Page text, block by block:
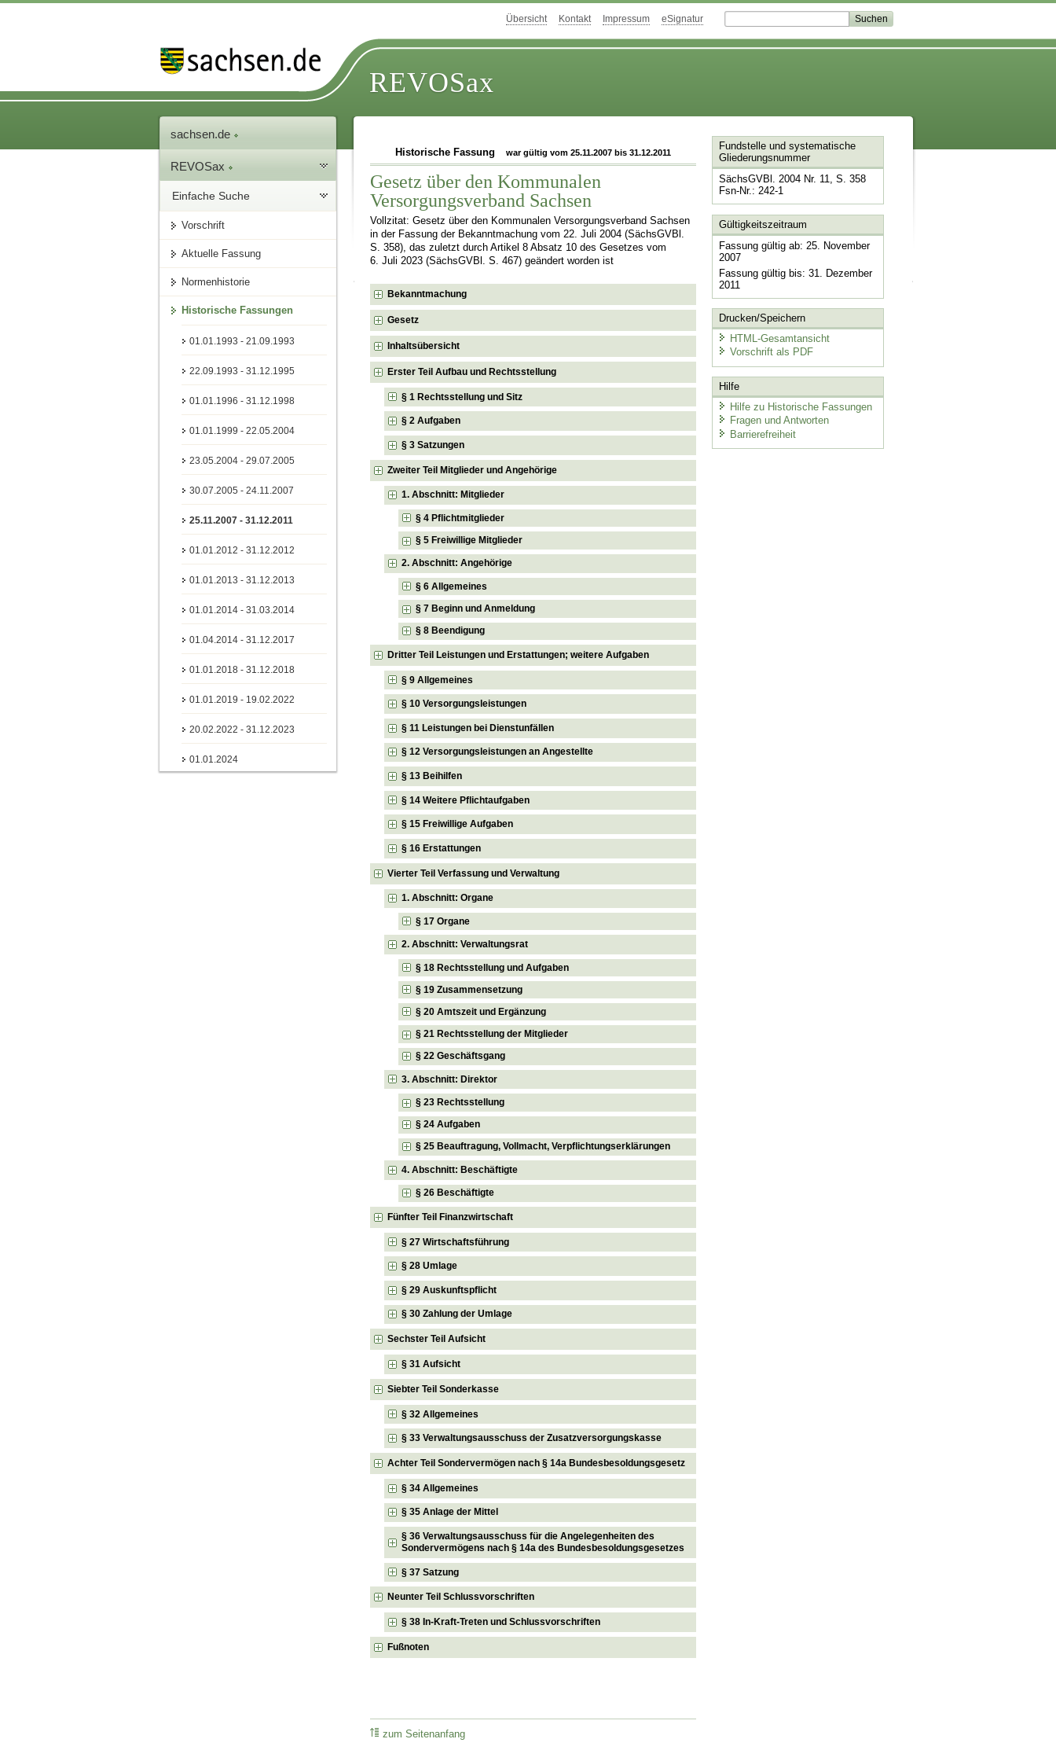
Übersicht Kontakt Impressum eSignatur
REVOSax
sachsen.de
REVOSax
Einfache Suche
Vorschrift
Aktuelle Fassung
Normenhistorie
Historische Fassungen
01.01.1993 - 21.09.1993
22.09.1993 - 31.12.1995
01.01.1996 - 31.12.1998
01.01.1999 - 22.05.2004
23.05.2004 - 29.07.2005
30.07.2005 - 24.11.2007
25.11.2007 - 31.12.2011
01.01.2012 - 31.12.2012
01.01.2013 - 31.12.2013
01.01.2014 - 31.03.2014
01.04.2014 - 31.12.2017
01.01.2018 - 31.12.2018
01.01.2019 - 19.02.2022
20.02.2022 - 31.12.2023
01.01.2024
Historische Fassung war gültig vom 25.11.2007 bis 31.12.2011
Gesetz über den Kommunalen
Versorgungsverband Sachsen
Vollzitat: Gesetz über den Kommunalen Versorgungsverband Sachsen
in der Fassung der Bekanntmachung vom 22. Juli 2004 (SächsGVBl.
S. 358), das zuletzt durch Artikel 8 Absatz 10 des Gesetzes vom
6. Juli 2023 (SächsGVBl. S. 467) geändert worden ist
Bekanntmachung
Gesetz
Inhaltsübersicht
Erster Teil Aufbau und Rechtsstellung
§ 1 Rechtsstellung und Sitz
§ 2 Aufgaben
§ 3 Satzungen
Zweiter Teil Mitglieder und Angehörige
1. Abschnitt: Mitglieder
§ 4 Pflichtmitglieder
§ 5 Freiwillige Mitglieder
2. Abschnitt: Angehörige
§ 6 Allgemeines
§ 7 Beginn und Anmeldung
§ 8 Beendigung
Dritter Teil Leistungen und Erstattungen; weitere Aufgaben
§ 9 Allgemeines
§ 10 Versorgungsleistungen
§ 11 Leistungen bei Dienstunfällen
§ 12 Versorgungsleistungen an Angestellte
§ 13 Beihilfen
§ 14 Weitere Pflichtaufgaben
§ 15 Freiwillige Aufgaben
§ 16 Erstattungen
Vierter Teil Verfassung und Verwaltung
1. Abschnitt: Organe
§ 17 Organe
2. Abschnitt: Verwaltungsrat
§ 18 Rechtsstellung und Aufgaben
§ 19 Zusammensetzung
§ 20 Amtszeit und Ergänzung
§ 21 Rechtsstellung der Mitglieder
§ 22 Geschäftsgang
3. Abschnitt: Direktor
§ 23 Rechtsstellung
§ 24 Aufgaben
§ 25 Beauftragung, Vollmacht, Verpflichtungserklärungen
4. Abschnitt: Beschäftigte
§ 26 Beschäftigte
Fünfter Teil Finanzwirtschaft
§ 27 Wirtschaftsführung
§ 28 Umlage
§ 29 Auskunftspflicht
§ 30 Zahlung der Umlage
Sechster Teil Aufsicht
§ 31 Aufsicht
Siebter Teil Sonderkasse
§ 32 Allgemeines
§ 33 Verwaltungsausschuss der Zusatzversorgungskasse
Achter Teil Sondervermögen nach § 14a Bundesbesoldungsgesetz
§ 34 Allgemeines
§ 35 Anlage der Mittel
§ 36 Verwaltungsausschuss für die Angelegenheiten des
Sondervermögens nach § 14a des Bundesbesoldungsgesetzes
§ 37 Satzung
Neunter Teil Schlussvorschriften
§ 38 In-Kraft-Treten und Schlussvorschriften
Fußnoten
zum Seitenanfang
Fundstelle und systematische
Gliederungsnummer
SächsGVBl. 2004 Nr. 11, S. 358
Fsn-Nr.: 242-1
Gültigkeitszeitraum
Fassung gültig ab: 25. November
2007
Fassung gültig bis: 31. Dezember
2011
Drucken/Speichern
HTML-Gesamtansicht
Vorschrift als PDF
Hilfe
Hilfe zu Historische Fassungen
Fragen und Antworten
Barrierefreiheit